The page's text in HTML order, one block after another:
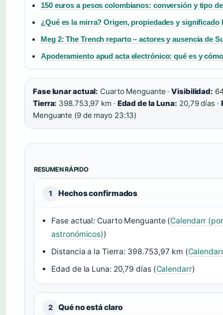
150 euros a pesos colombianos: conversión y tipo
¿Qué es la mirra? Origen, propiedades y significado
Meg 2: The Trench reparto – actores y ausencia de
Apoderamiento apud acta electrónico: qué es y
Fase lunar actual: Cuarto Menguante ·Visibilidad:
Tierra: 398.753,97 km · Edad de la Luna: 20,79 días ·
Menguante (9 de mayo 23:13)
RESUMEN RÁPIDO
1 Hechos confirmados
Fase actual: Cuarto Menguante (Calendarr
astronómicos))
Distancia a la Tierra: 398.753,97 km (
Edad de la Luna: 20,79 días (Calendarr)
2 Qué no está claro